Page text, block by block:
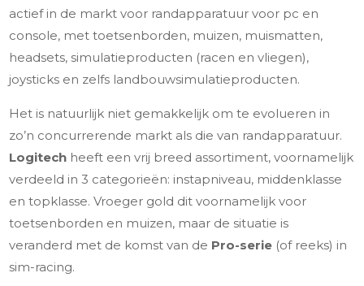
actief in de markt voor randapparatuur voor pc en
console, met toetsenborden, muizen, muismatten,
headsets, simulatieproducten (racen en vliegen),
joysticks en zelfs landbouwsimulatieproducten.
Het is natuurlijk niet gemakkelijk om te evolueren in
zo’n concurrerende markt als die van randapparatuur.
Logitech heeft een vrij breed assortiment, voornamelijk
verdeeld in 3 categorieën: instapniveau, middenklasse
en topklasse. Vroeger gold dit voornamelijk voor
toetsenborden en muizen, maar de situatie is
veranderd met de komst van de Pro-serie (of reeks) in
sim-racing.